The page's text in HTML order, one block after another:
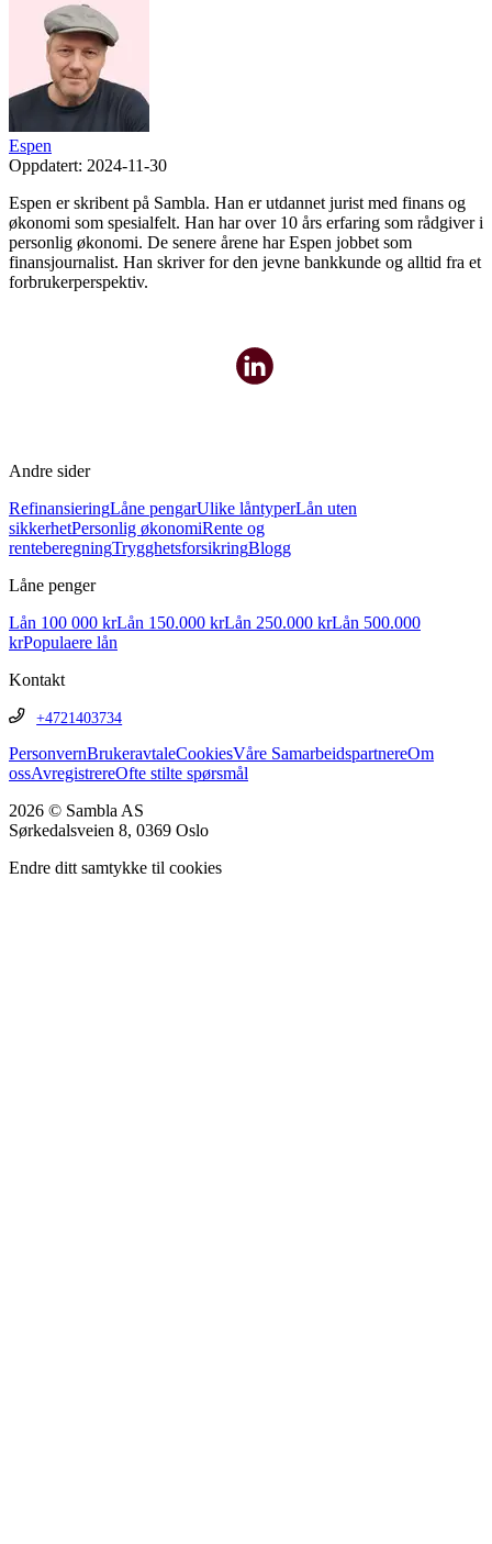
Espen
Oppdatert: 2024-11-30
Espen er skribent på Sambla. Han er utdannet jurist med finans og
økonomi som spesialfelt. Han har over 10 års erfaring som rådgiver i
personlig økonomi. De senere årene har Espen jobbet som
finansjournalist. Han skriver for den jevne bankkunde og alltid fra et
forbrukerperspektiv.
Andre sider
RefinansieringLåne pengarUlike låntyperLån uten
sikkerhetPersonlig økonomiRente og
renteberegningTrygghetsforsikringBlogg
Låne penger
Lån 100 000 krLån 150.000 krLån 250.000 krLån 500.000
krPopulaere lån
Kontakt
+4721403734
PersonvernBrukeravtaleCookiesVåre SamarbeidspartnereOm
ossAvregistrereOfte stilte spørsmål
2026 © Sambla AS
Sørkedalsveien 8, 0369 Oslo
Endre ditt samtykke til cookies